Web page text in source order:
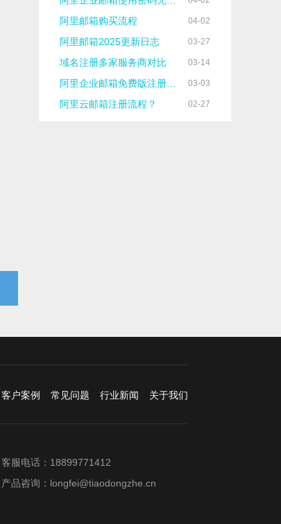
阿里邮箱购买流程 04-02
阿里邮箱2025更新日志 03-27
域名注册多家服务商对比 03-14
阿里企业邮箱免费版注册流程 03-03
阿里云邮箱注册流程？ 02-27
客户案例 常见问题 行业新闻 关于我们
客服电话：18899771412
产品咨询：longfei@tiaodongzhe.cn